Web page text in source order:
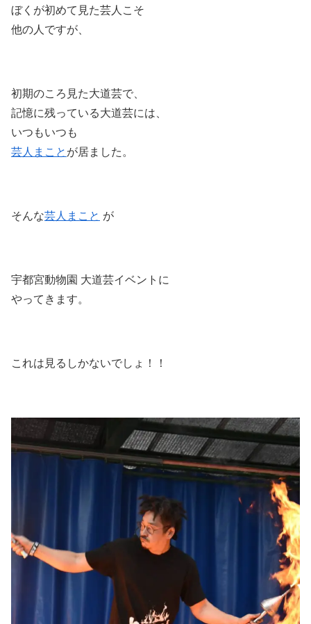
ぼくが初めて見た芸人こそ
他の人ですが、
初期のころ見た大道芸で、
記憶に残っている大道芸には、
いつもいつも
芸人まこと が居ました。
そんな芸人まこと が
宇都宮動物園 大道芸イベントに
やってきます。
これは見るしかないでしょ！！